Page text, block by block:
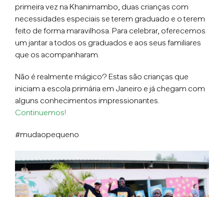
primeira vez na Khanimambo, duas crianças com
necessidades especiais se terem graduado e o terem
feito de forma maravilhosa. Para celebrar, oferecemos
um jantar a todos os graduados e aos seus familiares
que os acompanharam.
Não é realmente mágico? Estas são crianças que
iniciam a escola primária em Janeiro e já chegam com
alguns conhecimentos impressionantes.
Continuemos!
#mudaopequeno